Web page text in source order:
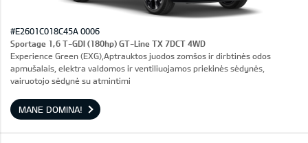
#E2601C018C45A 0006
Sportage 1,6 T-GDI (180hp) GT-Line TX 7DCT 4WD
Experience Green (EXG),Aptrauktos juodos zomšos ir dirbtinės odos
apmušalais, elektra valdomos ir ventiliuojamos priekinės sėdynės,
vairuotojo sėdynė su atmintimi
MANE DOMINA!